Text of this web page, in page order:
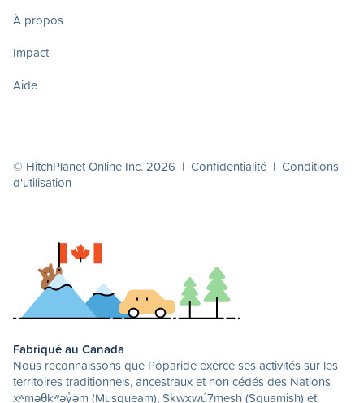
À propos
Impact
Aide
© HitchPlanet Online Inc. 2026 | Confidentialité | Conditions
d'utilisation
Fabriqué au Canada
Nous reconnaissons que Poparide exerce ses activités sur les
territoires traditionnels, ancestraux et non cédés des Nations
xʷməθkʷəy̓əm (Musqueam), Sḵwx̱wú7mesh (Squamish) et